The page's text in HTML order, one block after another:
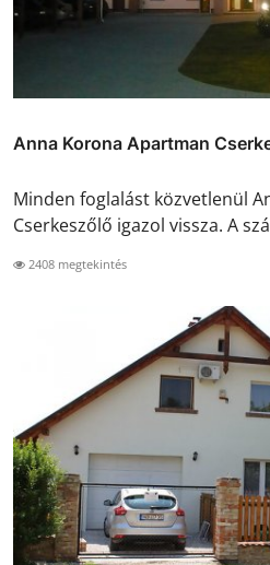
Anna Korona Apartman
Minden foglalást közvetlenül
Cserkeszőlő igazol vissza. A
2408 megtekintés